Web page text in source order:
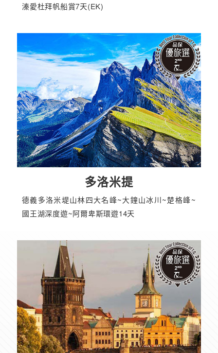
溱愛杜拜帆船賞7天(EK)
多洛米提
德義多洛米堤山林四大名峰~大鐘山冰川~楚格峰~
國王湖深度遊~阿爾卑斯環遊14天